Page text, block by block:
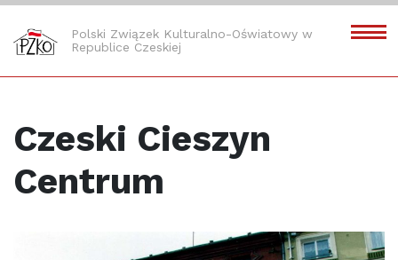
Polski Związek Kulturalno-Oświatowy w
Republice Czeskiej
Czeski Cieszyn
Centrum